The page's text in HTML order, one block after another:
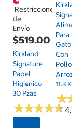
Restricciones
de
Envío
$519.00
Kirkland
Signature
Papel
Higiénico
30 Pzas
★★★★★
★★★★★
Para
Gato
Con
11.3
★
★